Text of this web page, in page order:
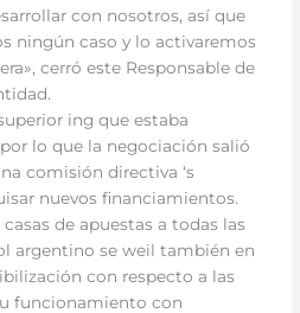
con nosotros, así que
ningún caso y lo activaremos
cerró este Responsable de
ing que estaba
lo que la negociación salió
comisión directiva ‘s
nuevos financiamientos.
de apuestas a todas las
argentino se weil también en
con respecto a las
funcionamiento con